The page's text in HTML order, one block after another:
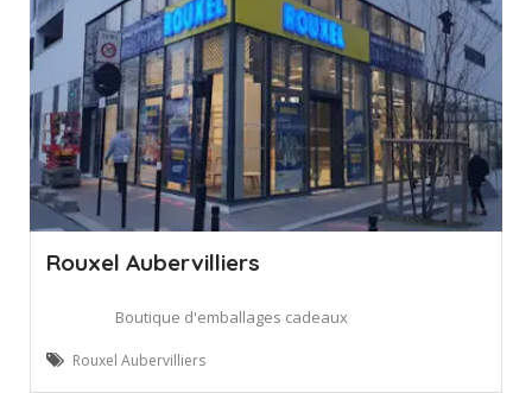
Rouxel Aubervilliers
Boutique d'emballages cadeaux
Rouxel Aubervilliers